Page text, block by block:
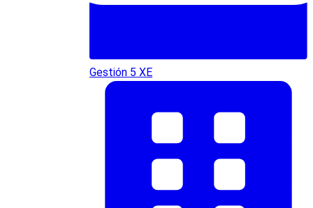
Gestión 5 XE